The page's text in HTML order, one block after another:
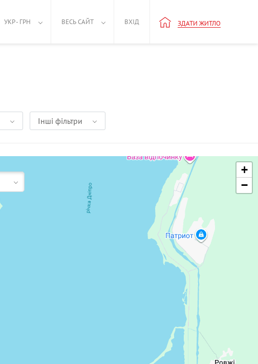
УКР - ГРН ВЕСЬ САЙТ ВХІД ЗДАТИ ЖИТЛО
Інші фільтри
+
−